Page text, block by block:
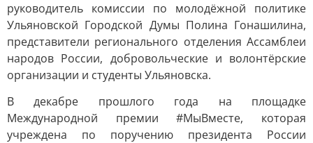
руководитель комиссии по молодёжной политике
Ульяновской Городской Думы Полина Гонашилина,
представители регионального отделения Ассамблеи
народов России, добровольческие и волонтёрские
организации и студенты Ульяновска.
В декабре прошлого года на площадке
Международной премии #МыВместе, которая
учреждена по поручению президента России